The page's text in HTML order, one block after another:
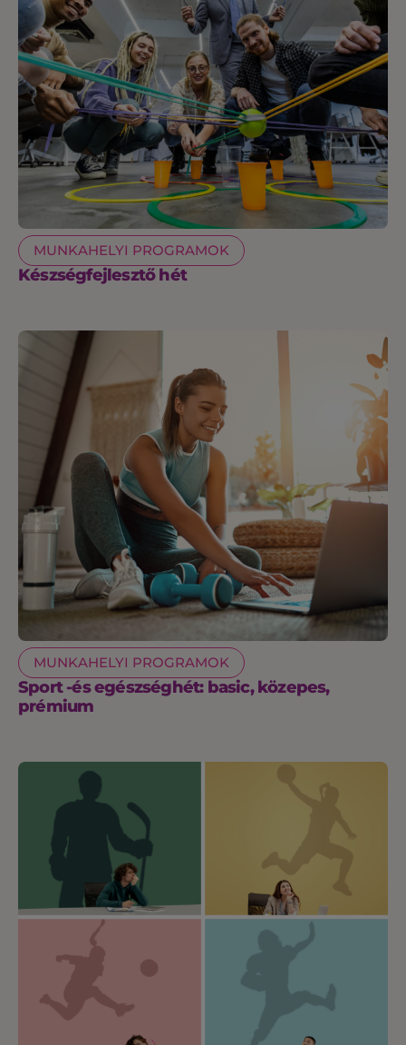
MUNKAHELYI PROGRAMOK
Készségfejlesztő hét
MUNKAHELYI PROGRAMOK
Sport -és egészséghét: basic, közepes,
prémium